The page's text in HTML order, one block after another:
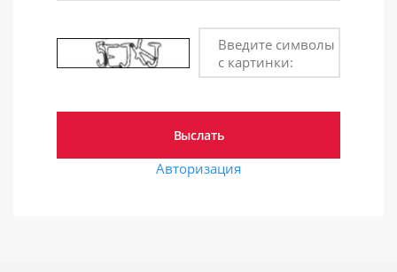
Введите символы
с картинки:
Авторизация